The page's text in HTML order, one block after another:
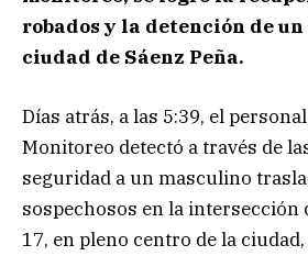
robados y la detención de
ciudad de Sáenz Peña.
Días atrás, a las 5:39, el
Monitoreo detectó a través de
seguridad a un masculino
sospechosos en la intersección
17, en pleno centro de la